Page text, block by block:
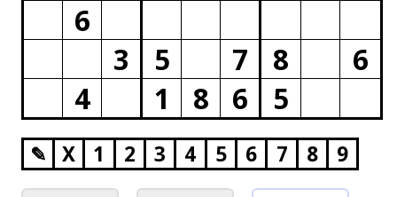
6
3
5 7 8
6
4
1 8 6 5
✎ X 1 2 3 4 5 6 7 8 9